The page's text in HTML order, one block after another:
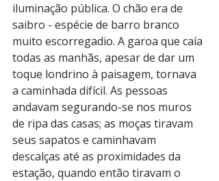
iluminação pública. O chão era de
saibro - espécie de barro branco
muito escorregadio. A garoa que caía
todas as manhãs, apesar de dar um
toque londrino à paisagem, tornava
a caminhada difícil. As pessoas
andavam segurando-se nos muros
de ripa das casas; as moças tiravam
seus sapatos e caminhavam
descalças até as proximidades da
estação, quando então tiravam o